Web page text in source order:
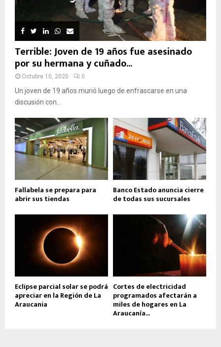
Terrible: Joven de 19 años fue asesinado
por su hermana y cuñado...
Octubre 10, 2020 0
Un joven de 19 años murió luego de enfrascarse en una
discusión con...
Fallabela se prepara para
abrir sus tiendas
Banco Estado anuncia cierre
de todas sus sucursales
Eclipse parcial solar se podrá
apreciar en la Región de La
Araucania
Cortes de electricidad
programados afectarán a
miles de hogares en La
Araucanía...